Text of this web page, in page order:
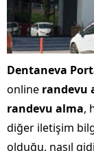
Dentaneva
online randevu
randevu alma,
diğer iletişim
olduğu, nasıl